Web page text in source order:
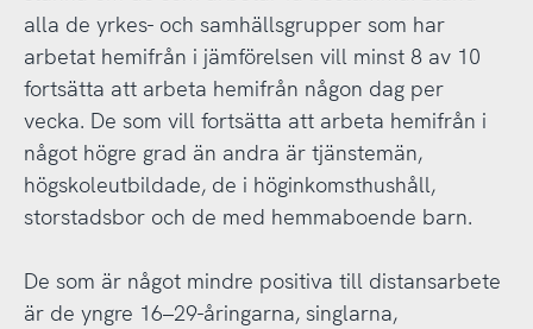
alla de yrkes- och samhällsgrupper som har
arbetat hemifrån i jämförelsen vill minst 8 av 10
fortsätta att arbeta hemifrån någon dag per
vecka. De som vill fortsätta att arbeta hemifrån i
något högre grad än andra är tjänstemän,
högskoleutbildade, de i höginkomsthushåll,
storstadsbor och de med hemmaboende barn.
De som är något mindre positiva till distansarbete
är de yngre 16–29-åringarna, singlarna,